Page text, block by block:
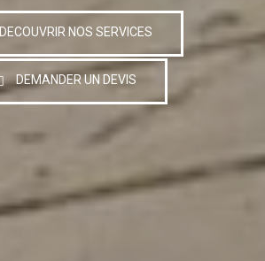
DECOUVRIR NOS SERVICES
DEMANDER UN DEVIS